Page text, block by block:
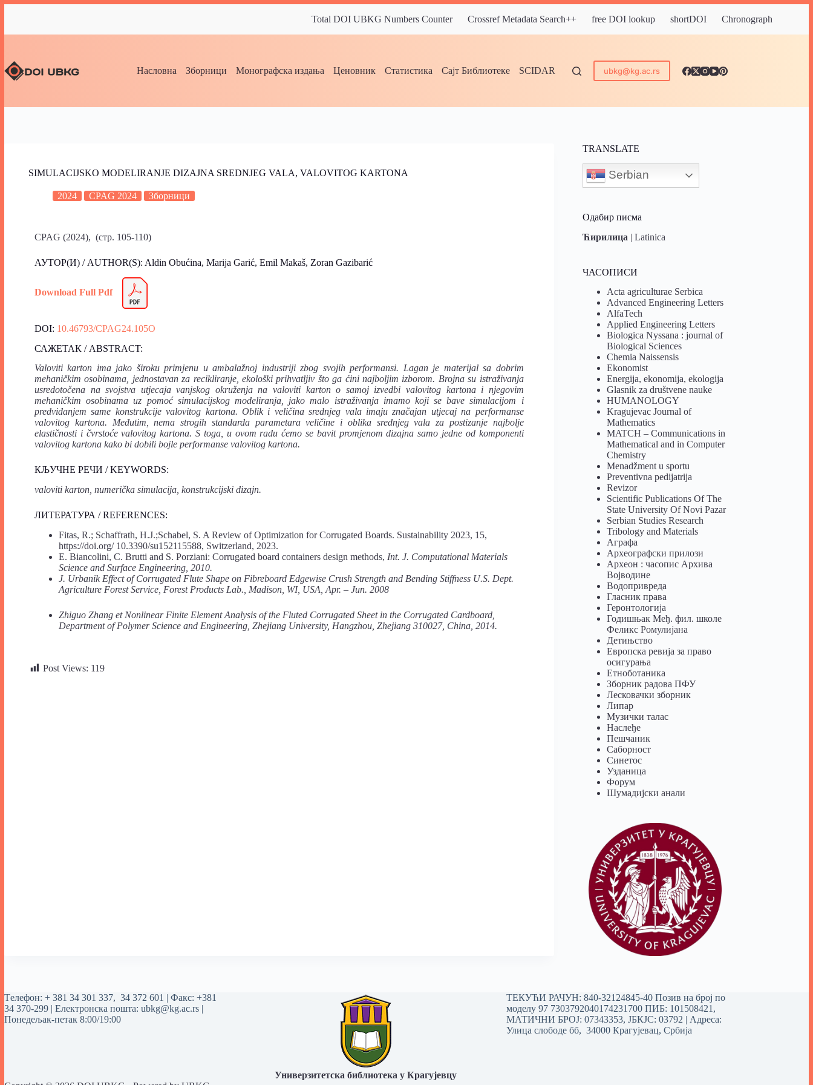
Total DOI UBKG Numbers Counter Crossref Metadata Search++ free DOI lookup shortDOI Chronograph
Насловна Зборници Монографска издања Ценовник Статистика Сајт Библиотеке SCIDAR ubkg@kg.ac.rs
SIMULACIJSKO MODELIRANJE DIZAJNA SREDNJEG VALA, VALOVITOG KARTONA
2024 CPAG 2024 Зборници
CPAG (2024), (стр. 105-110)
АУТОР(И) / AUTHOR(S): Aldin Obućina, Marija Garić, Emil Makaš, Zoran Gazibarić
Download Full Pdf
DOI: 10.46793/CPAG24.105O
САЖЕТАК / ABSTRACT:
Valoviti karton ima jako široku primjenu u ambalažnoj industriji zbog svojih performansi. Lagan je materijal sa dobrim
mehaničkim osobinama, jednostavan za recikliranje, ekološki prihvatljiv što ga ćini najboljim izborom. Brojna su istraživanja
usredotočena na svojstva utjecaja vanjskog okruženja na valoviti karton o samoj izvedbi valovitog kartona i njegovim
mehaničkim osobinama uz pomoć simulacijskog modeliranja, jako malo istraživanja imamo koji se bave simulacijom i
predviđanjem same konstrukcije valovitog kartona. Oblik i veličina srednjeg vala imaju značajan utjecaj na performanse
valovitog kartona. Međutim, nema strogih standarda parametara veličine i oblika srednjeg vala za postizanje najbolje
elastičnosti i čvrstoće valovitog kartona. S toga, u ovom radu ćemo se bavit promjenomdizajna samo jedne od komponenti
valovitog kartona kako bi dobili bojle performanse valovitog kartona.
КЉУЧНЕ РЕЧИ / KEYWORDS:
valoviti karton, numerička simulacija, konstrukcijski dizajn.
ЛИТЕРАТУРА / REFERENCES:
Fitas, R.; Schaffrath, H.J.;Schabel, S. A Review of Optimization for Corrugated Boards. Sustainability 2023, 15,
https://doi.org/ 10.3390/su152115588, Switzerland, 2023.
E. Biancolini, C. Brutti and S. Porziani: Corrugated board containers design methods, Int. J. Computational Materials
Science and Surface Engineering, 2010.
J. Urbanik Effect of Corrugated Flute Shape on Fibreboard Edgewise Crush Strength and Bending Stiffness U.S. Dept.
Agriculture Forest Service, Forest Products Lab., Madison, WI, USA, Apr. – Jun. 2008
Zhiguo Zhang et Nonlinear Finite Element Analysis of the Fluted Corrugated Sheet in the Corrugated Cardboard,
Department of Polymer Science and Engineering, Zhejiang University, Hangzhou, Zhejiang 310027, China, 2014.
Post Views: 119
TRANSLATE
Serbian
Одабир писма
Ћирилица |Latinica
ЧАСОПИСИ
Acta agriculturae Serbica
Advanced Engineering Letters
AlfaTech
Applied Engineering Letters
Biologica Nyssana : journal of
Biological Sciences
Chemia Naissensis
Ekonomist
Energija, ekonomija, ekologija
Glasnik za društvene nauke
HUMANOLOGY
Kragujevac Journal of
Mathematics
MATCH – Communications in
Mathematical and in Computer
Chemistry
Menadžment u sportu
Preventivna pedijatrija
Revizor
Scientific Publications Of The
State University Of Novi Pazar
Serbian Studies Research
Tribology and Materials
Аграфа
Археографски прилози
Археон : часопис Архива
Војводине
Водопривреда
Гласник права
Геронтологија
Годишњак Међ. фил. школе
Феликс Ромулијана
Детињство
Европска ревија за право
осигурања
Eтноботаника
Зборник радова ПФУ
Лесковачки зборник
Липар
Музички талас
Наслеђе
Пешчаник
Саборност
Синетос
Узданица
Форум
Шумадијски анали
Tелефон: + 381 34 301 337, 34 372 601 | Факс: +381
34 370-299 | Електронска пошта: ubkg@kg.ac.rs |
Понедељак-петак 8:00/19:00
Универзитетска библиотека у Крагујевцу
ТЕКУЋИ РАЧУН: 840-32124845-40 Позив на број по
моделу 97 7303792040174231700ПИБ: 101508421,
МАТИЧНИ БРОЈ: 07343353, ЈБКЈС: 03792 | Aдреса:
Улица слободе бб, 34000 Крагујевац, Србија